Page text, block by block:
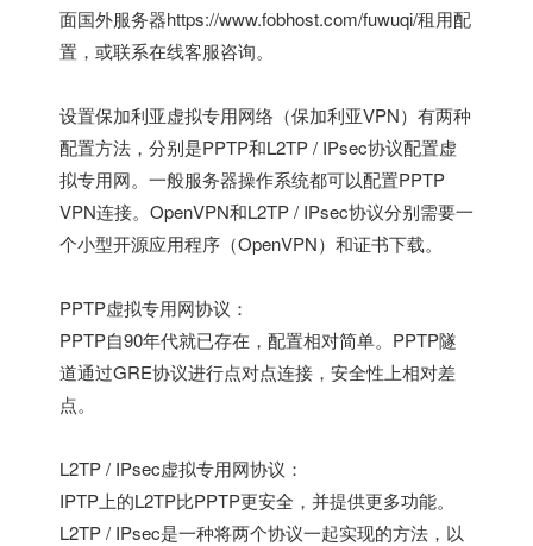
面国外服务器https://www.fobhost.com/fuwuqi/租用配
置，或联系在线客服咨询。
设置保加利亚虚拟专用网络（保加利亚VPN）有两种
配置方法，分别是PPTP和L2TP / IPsec协议配置虚
拟专用网。一般服务器操作系统都可以配置PPTP
VPN连接。OpenVPN和L2TP / IPsec协议分别需要一
个小型开源应用程序（OpenVPN）和证书下载。
PPTP虚拟专用网协议：
PPTP自90年代就已存在，配置相对简单。PPTP隧
道通过GRE协议进行点对点连接，安全性上相对差
点。
L2TP / IPsec虚拟专用网协议：
IPTP上的L2TP比PPTP更安全，并提供更多功能。
L2TP / IPsec是一种将两个协议一起实现的方法，以